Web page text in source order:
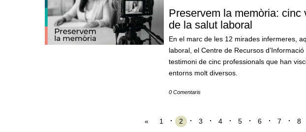
Preservem la memòria:
de la salut laboral
En el marc de les 12 mirades infermeres,
laboral, el Centre de Recursos
testimoni de cinc professionals que han
entorns molt diversos.
0 Comentaris
« 1 2 3 4 5 6 7 8